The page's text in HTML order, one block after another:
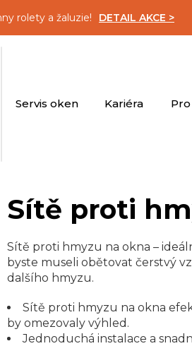
rolety a žaluzie! DETAIL AKCE >
Servis oken Kariéra
Sítě proti
Sítě proti hmyzu na okna –
byste museli obětovat čerstvý
dalšího hmyzu.
Sítě proti hmyzu na okna
by omezovaly výhled.
Jednoduchá instalace a